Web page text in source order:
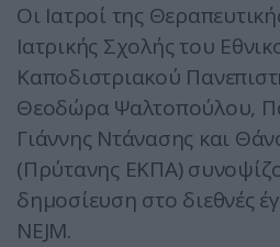
Οι Ιατροί της
Ιατρικής Σχολής του
Καποδιστριακού
Θεοδώρα Ψαλτοπούλου,
Γιάννης Ντάνασης και
(Πρύτανης ΕΚΠΑ)
δημοσίευση στο διεθνές
NEJM.